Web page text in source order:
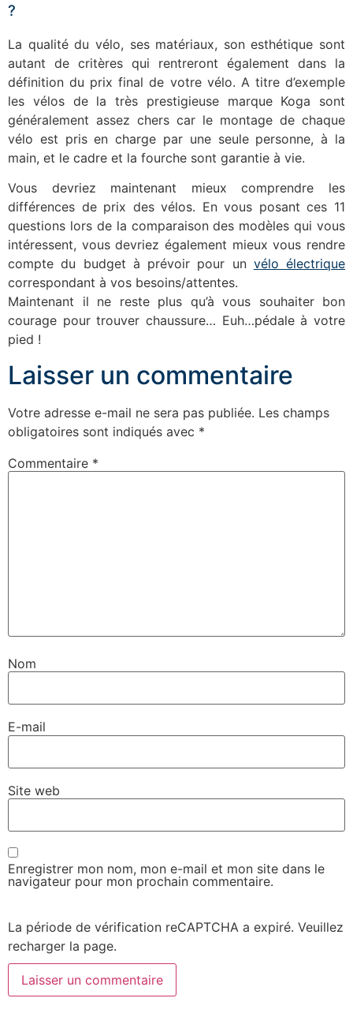
?
La qualité du vélo, ses matériaux, son esthétique sont
autant de critères qui rentreront également dans la
définition du prix final de votre vélo. A titre d’exemple
les vélos de la très prestigieuse marque Koga sont
généralement assez chers car le montage de chaque
vélo est pris en charge par une seule personne, à la
main, et le cadre et la fourche sont garantie à vie.
Vous devriez maintenant mieux comprendre les
différences de prix des vélos. En vous posant ces 11
questions lors de la comparaison des modèles qui vous
intéressent, vous devriez également mieux vous rendre
compte du budget à prévoir pour un vélo électrique
correspondant à vos besoins/attentes.
Maintenant il ne reste plus qu’à vous souhaiter bon
courage pour trouver chaussure… Euh…pédale à votre
pied !
Laisser un commentaire
Votre adresse e-mail ne sera pas publiée. Les champs
obligatoires sont indiqués avec *
Commentaire *
Nom
E-mail
Site web
Enregistrer mon nom, mon e-mail et mon site dans le
navigateur pour mon prochain commentaire.
La période de vérification reCAPTCHA a expiré. Veuillez
recharger la page.